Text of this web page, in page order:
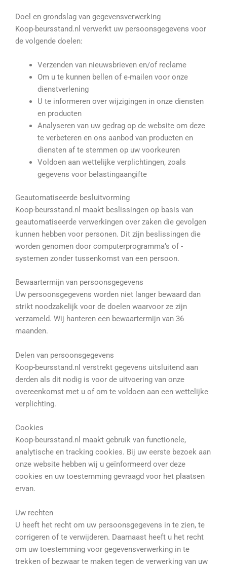
Doel en grondslag van gegevensverwerking
Koop-beursstand.nl verwerkt uw persoonsgegevens voor
de volgende doelen:
Verzenden van nieuwsbrieven en/of reclame
Om u te kunnen bellen of e-mailen voor onze
dienstverlening
U te informeren over wijzigingen in onze diensten
en producten
Analyseren van uw gedrag op de website om deze
te verbeteren en ons aanbod van producten en
diensten af te stemmen op uw voorkeuren
Voldoen aan wettelijke verplichtingen, zoals
gegevens voor belastingaangifte
Geautomatiseerde besluitvorming
Koop-beursstand.nl maakt beslissingen op basis van
geautomatiseerde verwerkingen over zaken die gevolgen
kunnen hebben voor personen. Dit zijn beslissingen die
worden genomen door computerprogramma’s of -
systemen zonder tussenkomst van een persoon.
Bewaartermijn van persoonsgegevens
Uw persoonsgegevens worden niet langer bewaard dan
strikt noodzakelijk voor de doelen waarvoor ze zijn
verzameld. Wij hanteren een bewaartermijn van 36
maanden.
Delen van persoonsgegevens
Koop-beursstand.nl verstrekt gegevens uitsluitend aan
derden als dit nodig is voor de uitvoering van onze
overeenkomst met u of om te voldoen aan een wettelijke
verplichting.
Cookies
Koop-beursstand.nl maakt gebruik van functionele,
analytische en tracking cookies. Bij uw eerste bezoek aan
onze website hebben wij u geïnformeerd over deze
cookies en uw toestemming gevraagd voor het plaatsen
ervan.
Uw rechten
U heeft het recht om uw persoonsgegevens in te zien, te
corrigeren of te verwijderen. Daarnaast heeft u het recht
om uw toestemming voor gegevensverwerking in te
trekken of bezwaar te maken tegen de verwerking van uw